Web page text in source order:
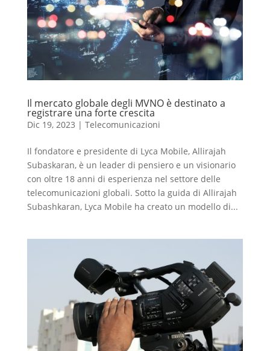
Il mercato globale degli MVNO è destinato a
registrare una forte crescita
Dic 19, 2023 | Telecomunicazioni
Il fondatore e presidente di Lyca Mobile, Allirajah
Subaskaran, è un leader di pensiero e un visionario
con oltre 18 anni di esperienza nel settore delle
telecomunicazioni globali. Sotto la guida di Allirajah
Subashkaran, Lyca Mobile ha creato un modello di...